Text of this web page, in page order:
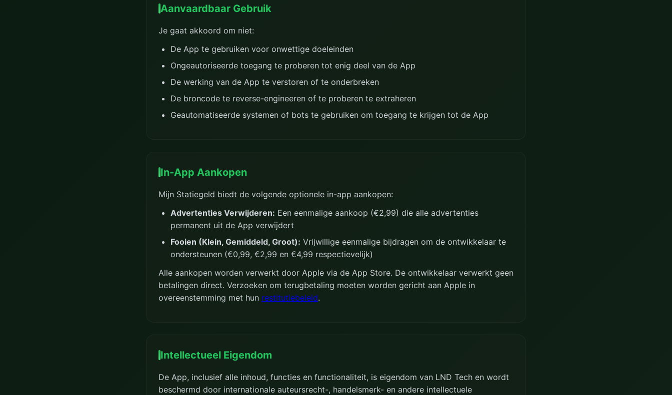
Aanvaardbaar Gebruik
Je gaat akkoord om niet:
De App te gebruiken voor onwettige doeleinden
Ongeautoriseerde toegang te proberen tot enig deel van de App
De werking van de App te verstoren of te onderbreken
De broncode te reverse-engineeren of te proberen te extraheren
Geautomatiseerde systemen of bots te gebruiken om toegang te krijgen tot de App
In-App Aankopen
Mijn Statiegeld biedt de volgende optionele in-app aankopen:
Advertenties Verwijderen: Een eenmalige aankoop (€2,99) die alle advertenties
permanent uit de App verwijdert
Fooien (Klein, Gemiddeld, Groot): Vrijwillige eenmalige bijdragen om de ontwikkelaar te
ondersteunen (€0,99, €2,99 en €4,99 respectievelijk)
Alle aankopen worden verwerkt door Apple via de App Store. De ontwikkelaar verwerkt geen
betalingen direct. Verzoeken om terugbetaling moeten worden gericht aan Apple in
overeenstemming met hun restitutiebeleid.
Intellectueel Eigendom
De App, inclusief alle inhoud, functies en functionaliteit, is eigendom van LND Tech en wordt
beschermd door internationale auteursrecht-, handelsmerk- en andere intellectuele